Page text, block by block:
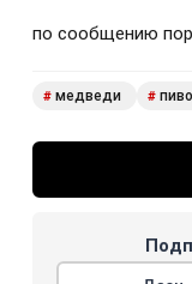
по сообщению
# медведи #